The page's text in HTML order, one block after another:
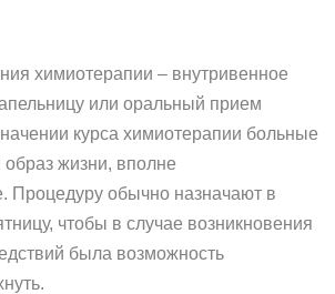
химиотерапии – внутривенное
или оральный прием
курса химиотерапии больные
жизни, вполне
Процедуру обычно назначают в
чтобы в случае возникновения
была возможность